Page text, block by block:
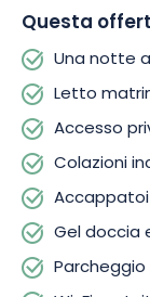
in coppia, La
all’insegna del
routine.
cuore del Grand
Questa
Una notte
Letto
Accesso
Colazioni
Gel doccia